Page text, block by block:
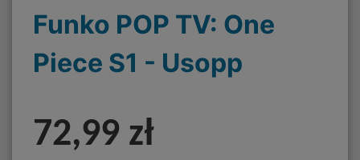
Funko POP TV: One
Piece S1 - Usopp
72,99 zł